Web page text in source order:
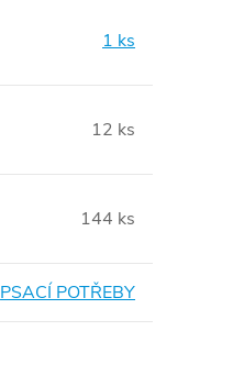
1 ks
12 ks
144 ks
PSACÍ POTŘEBY